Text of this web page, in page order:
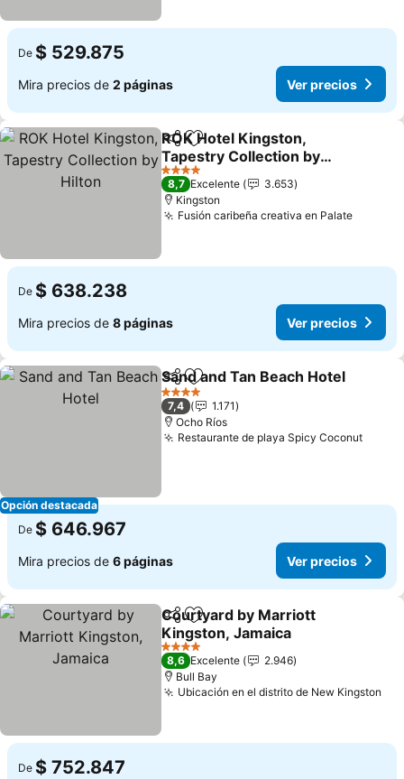
De $ 529.875
Mira precios de 2 páginas Ver precios
CompartirAgregar a favoritos
ROK Hotel Kingston,
Tapestry Collection by
Hilton
Ver precios
4 Estrellas
8,7 Excelente
3.653
Kingston
Fusión caribeña creativa en PalateVer
De $ 638.238
Mira precios de 8 páginas Ver precios
Opción destacada
CompartirAgregar a favoritos
Sand and Tan Beach Hotel
4 Estrellas
7,4
1.171
Ocho Ríos
Restaurante de playa Spicy CoconutVer
De $ 646.967
Mira precios de 6 páginas Ver precios
CompartirAgregar a favoritos
Courtyard by Marriott
Kingston, Jamaica
Ver precios
4 Estrellas
8,6 Excelente
2.946
Bull Bay
Ubicación en el distrito de New Kingston
De $ 752.847